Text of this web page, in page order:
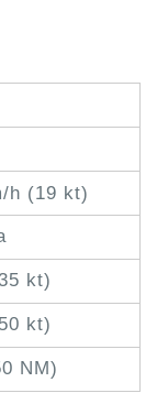
h (19 kt)
kt)
kt)
NM)